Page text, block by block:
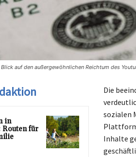
Blick auf den außergewöhnlichen Reichtum des
in
Routen für
Die
sozialen
Inhalte